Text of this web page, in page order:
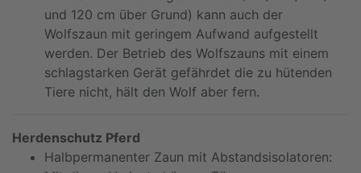
und 120 cm über Grund) kann auch der
Wolfszaun mit geringem Aufwand aufgestellt
werden. Der Betrieb des Wolfszauns mit einem
schlagstarken Gerät gefährdet die zu hütenden
Tiere nicht, hält den Wolf aber fern.
Herdenschutz Pferd
Halbpermanenter Zaun mit Abstandsisolatoren: